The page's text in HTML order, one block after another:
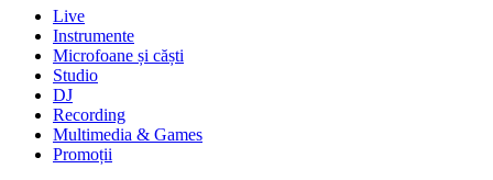
Live
Instrumente
Microfoane și căști
Studio
DJ
Recording
Multimedia & Games
Promoții